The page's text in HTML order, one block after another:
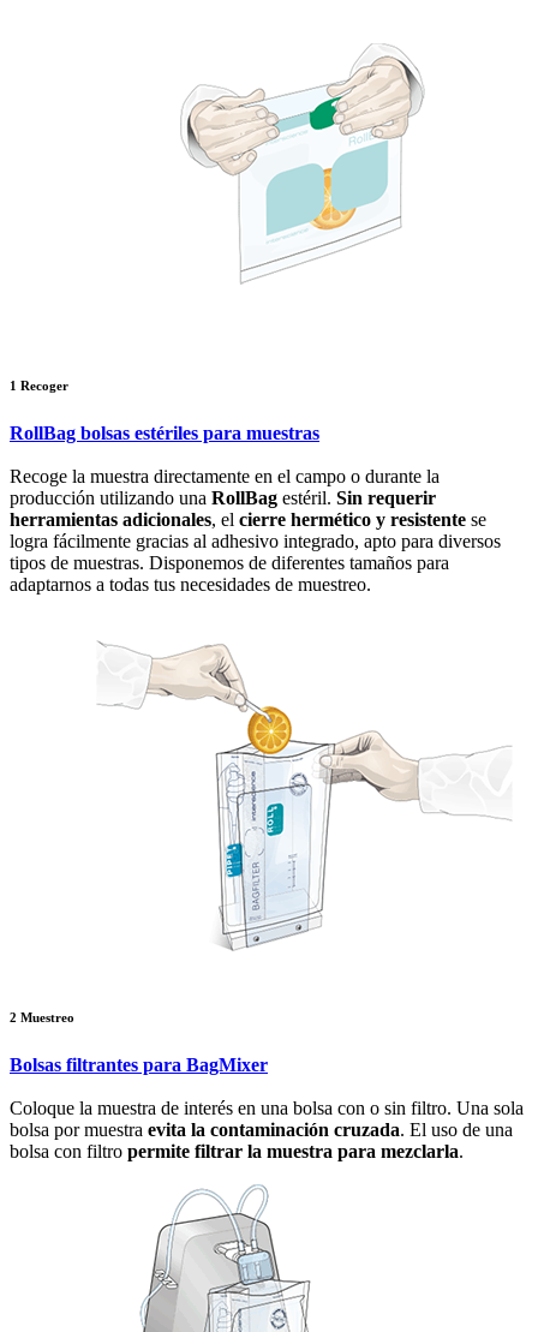
1 Recoger
RollBag bolsas estériles para muestras
Recoge la muestra directamente en el campo o durante la
producción utilizando una RollBag estéril. Sin requerir
herramientas adicionales, el cierre hermético y resistente se
logra fácilmente gracias al adhesivo integrado, apto para diversos
tipos de muestras. Disponemos de diferentes tamaños para
adaptarnos a todas tus necesidades de muestreo.
2 Muestreo
Bolsas filtrantes para BagMixer
Coloque la muestra de interés en una bolsa con o sin filtro. Una sola
bolsa por muestra evita la contaminación cruzada. El uso de una
bolsa con filtro permite filtrar la muestra para mezclarla.